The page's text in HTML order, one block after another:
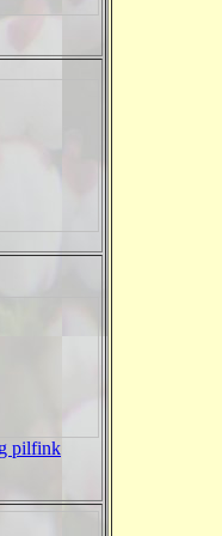
pilfink